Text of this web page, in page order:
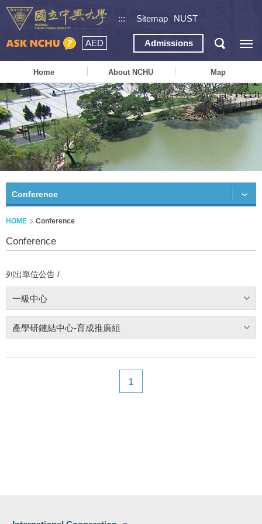
::: Sitemap NUST
AED Admissions
Home About NCHU Map
Conference
HOME Conference
Conference
列出單位公告 /
一級中心
產學研鏈結中心-育成推廣組
1